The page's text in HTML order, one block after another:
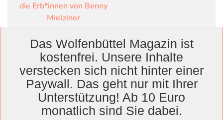
die Erb*innen von Benny
Mielziner
Drei Bücher kehren zurück 04. Februar 2025
WolfenbüttelLandkreis
Das Wolfenbüttel Magazin ist
kostenfrei. Unsere Inhalte
verstecken sich nicht hinter einer
Paywall. Das geht nur mit Ihrer
Unterstützung! Ab 10 Euro
monatlich sind Sie dabei.